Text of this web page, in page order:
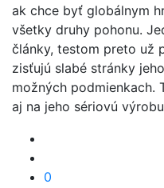
ak chce byť globálnym
všetky druhy pohonu.
články, testom preto už
zisťujú slabé stránky
možných podmienkach.
aj na jeho sériovú
0